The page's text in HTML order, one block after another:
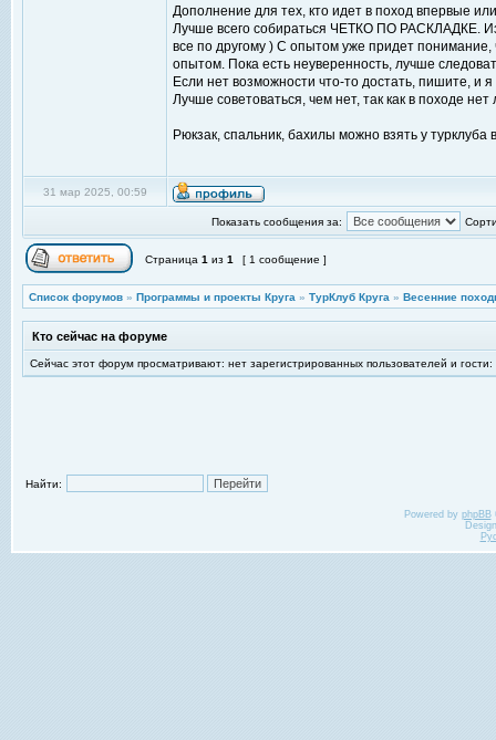
Дополнение для тех, кто идет в поход впервые
Лучше всего собираться ЧЕТКО ПО РАСКЛАДКЕ.
все по другому ) С опытом уже придет понимание,
опытом. Пока есть неуверенность, лучше
Если нет возможности что-то достать, пишите, и
Лучше советоваться, чем нет, так как в походе
Рюкзак, спальник, бахилы можно взять у
31 мар 2025, 00:59
Показать сообщения за:
Страница 1 из 1 [ 1 сообщение ]
Список форумов » Программы и проекты Круга » ТурКлуб Круга » Весенние
Кто сейчас на форуме
Сейчас этот форум просматривают: нет зарегистрированных пользователей и гости:
Найти:
Powered by phpBB